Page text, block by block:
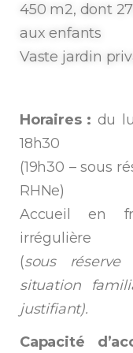
450 m2, dont
aux enfants
Vaste jardin
Horaires : du
18h30
(19h30 – sous
RHNe)
Accueil en
irrégulière
(sous
situation
justifiant).
Capacité